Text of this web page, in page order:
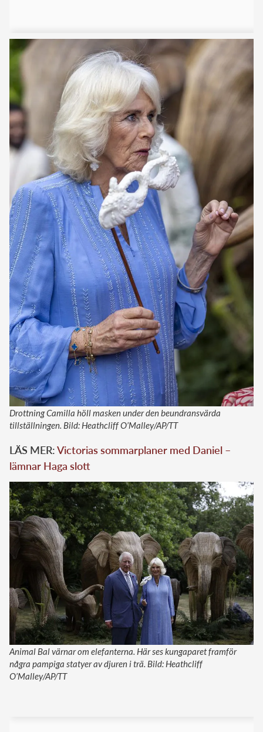
Drottning Camilla höll masken under den beundransvärda
tillställningen. Bild: Heathcliff O’Malley/AP/TT
LÄS MER:Victorias sommarplaner med Daniel –
lämnar Haga slott
Animal Bal värnar om elefanterna. Här ses kungaparet framför
några pampiga statyer av djuren i trä. Bild: Heathcliff
O’Malley/AP/TT